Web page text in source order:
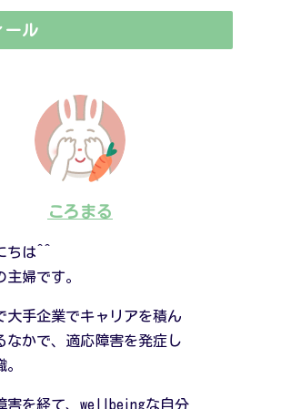
ール
ころまる
ちは^^
主婦です。
大手企業でキャリアを積ん
なかで、適応障害を発症し
。
害を経て、wellbeingな自分